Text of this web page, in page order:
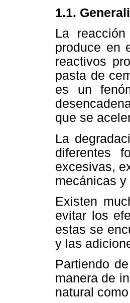
1.1.
La
produce en
reactivos
pasta de
es un
que se
La
diferentes
excesivas,
mecánicas
Existen
evitar los
estas se
y las
Partiendo
manera de
natural